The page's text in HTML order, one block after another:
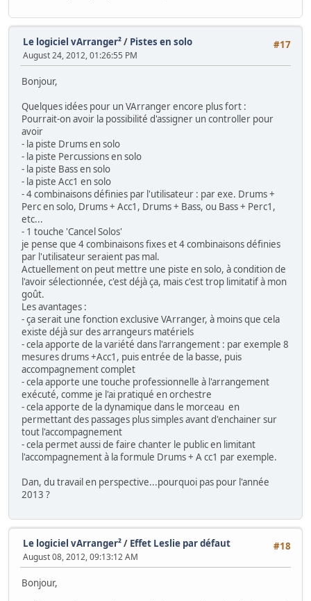
#17
Le logiciel vArranger²/ Pistes en solo
August 24, 2012, 01:26:55 PM
Bonjour,
Quelques idées pour un VArranger encore plus fort :
Pourrait-on avoir la possibilité d'assigner un controller pour
avoir
- la piste Drums en solo
- la piste Percussions en solo
- la piste Bass en solo
- la piste Acc1 en solo
- 4 combinaisons définies par l'utilisateur : par exe. Drums +
Perc en solo, Drums + Acc1, Drums + Bass, ou Bass + Perc1,
etc...
- 1 touche 'Cancel Solos'
je pense que 4 combinaisons fixes et 4 combinaisons définies
par l'utilisateur seraient pas mal.
Actuellement on peut mettre une piste en solo, à condition de
l'avoir sélectionnée, c'est déjà ça, mais c'est trop limitatif à mon
goût.
Les avantages :
- ça serait une fonction exclusive VArranger, à moins que cela
existe déjà sur des arrangeurs matériels
- cela apporte de la variété dans l'arrangement : par exemple 8
mesures drums +Acc1, puis entrée de la basse, puis
accompagnement complet
- cela apporte une touche professionnelle à l'arrangement
exécuté, comme je l'ai pratiqué en orchestre
- cela apporte de la dynamique dans le morceau en
permettant des passages plus simples avant d'enchainer sur
tout l'accompagnement
- cela permet aussi de faire chanter le public en limitant
l'accompagnement à la formule Drums + A cc1 par exemple.
Dan, du travail en perspective...pourquoi pas pour l'année
2013 ?
#18
Le logiciel vArranger²/ Effet Leslie par défaut
August 08, 2012, 09:13:12 AM
Bonjour,